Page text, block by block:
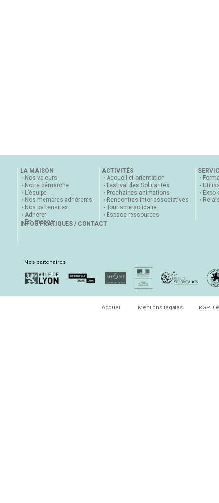
LA MAISON
Nos valeurs
Notre démarche
L’équipe
Nos membres adhérents
Nos partenaires
Adhérer
En images
ACTIVITÉS
Accueil et orientation
Festival des Solidarités
Prochaines animations
Rencontres inter-associatives
Tourisme solidaire
Espace ressources
Expo
INFOS PRATIQUES / CONTACT
Nos partenaires
Accueil Mentions légales RGPD